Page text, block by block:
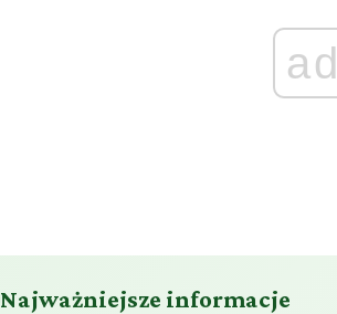
ad
Najważniejsze informacje